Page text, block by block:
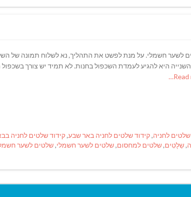
לשער חשמלי. על מנת לפשט את התהליך, נא לשלוח תמונה של
היא להגיע לעמדת השכפול בחנות. לא תמיד יש צורך בשכפול
שלטים לחניה,קידוד שלטים לחניה באר שבע,קידוד שלטים לחניה
,שַלָטִים,שלטים למחסום,שלטים לשער חשמלי,שלטים לשער